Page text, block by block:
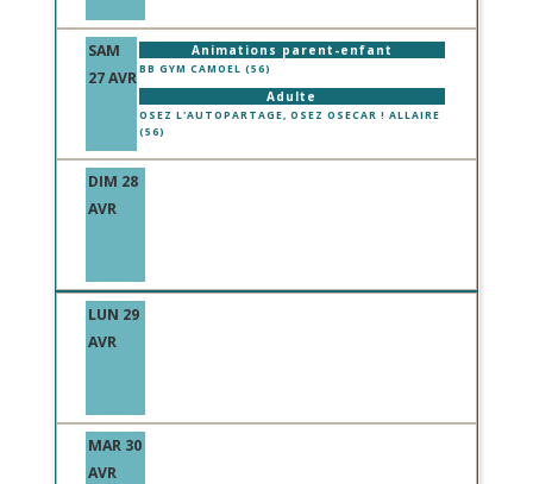
SAM
27 AVR
Animations parent-enfant
BB GYM CAMOEL (56)
Adulte
OSEZ L'AUTOPARTAGE, OSEZ OSECAR ! ALLAIRE
(56)
DIM 28
AVR
LUN 29
AVR
MAR 30
AVR